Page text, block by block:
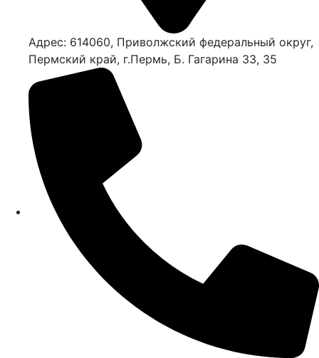
Адрес: 614060, Приволжский федеральный округ,
Пермский край, г.Пермь, Б. Гагарина 33, 35